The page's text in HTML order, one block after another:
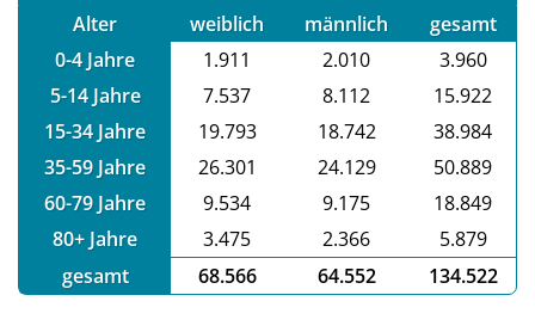
Alter weiblich männlich
gesamt
0-4 Jahre
1.911 2.010
3.960
5-14 Jahre
7.537 8.112
15.922
15-34 Jahre
19.793 18.742
38.984
35-59 Jahre
26.301 24.129
50.889
60-79 Jahre
9.534 9.175
18.849
80+ Jahre
3.475 2.366
5.879
gesamt
68.566 64.552 134.522